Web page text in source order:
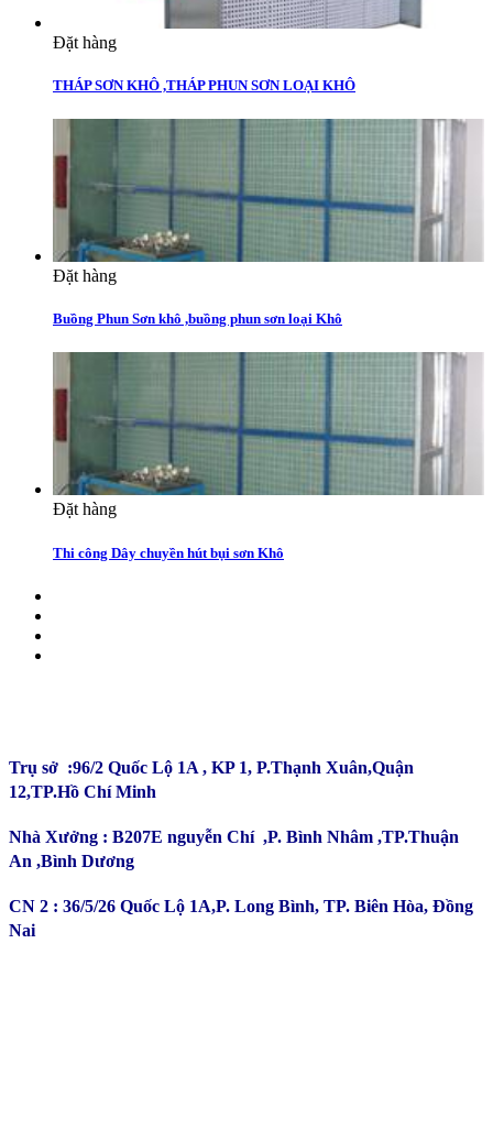
Đặt hàng
THÁP SƠN KHÔ ,THÁP PHUN SƠN LOẠI KHÔ
Đặt hàng
Buồng Phun Sơn khô ,buồng phun sơn loại Khô
Đặt hàng
Thi công Dây chuyền hút bụi sơn Khô
Trụ sở :96/2 Quốc Lộ 1A , KP 1, P.Thạnh Xuân,Quận
12,TP.Hồ Chí Minh
Nhà Xưởng : B207E nguyễn Chí ,P. Bình Nhâm ,TP.Thuận
An ,Bình Dương
CN 2 : 36/5/26 Quốc Lộ 1A,P. Long Bình, TP. Biên Hòa, Đồng
Nai